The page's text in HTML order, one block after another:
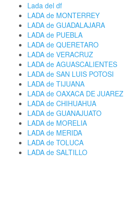
Lada del df
LADA de MONTERREY
LADA de GUADALAJARA
LADA de PUEBLA
LADA de QUERETARO
LADA de VERACRUZ
LADA de AGUASCALIENTES
LADA de SAN LUIS POTOSI
LADA de TIJUANA
LADA de OAXACA DE JUAREZ
LADA de CHIHUAHUA
LADA de GUANAJUATO
LADA de MORELIA
LADA de MERIDA
LADA de TOLUCA
LADA de SALTILLO